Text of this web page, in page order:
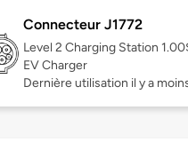
Connecteur J1772
Level 2 Charging Station
EV Charger
Dernière utilisation il y a